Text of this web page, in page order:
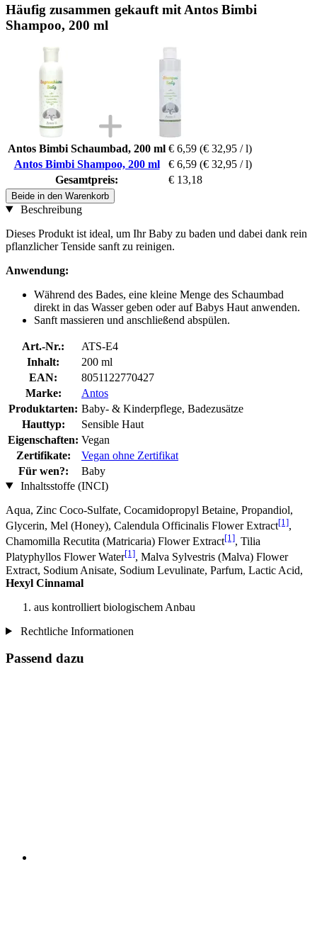
Häufig zusammen gekauft mit Antos Bimbi
Shampoo, 200 ml
Antos Bimbi Schaumbad, 200 ml € 6,59 (€ 32,95 / l)
Antos Bimbi Shampoo, 200 ml
€ 6,59 (€ 32,95 / l)
Gesamtpreis:
€ 13,18
Beide in den Warenkorb
Beschreibung
Dieses Produkt ist ideal, um Ihr Baby zu baden und dabei dank rein
pflanzlicher Tenside sanft zu reinigen.
Anwendung:
Während des Bades, eine kleine Menge des Schaumbad
direkt in das Wasser geben oder auf Babys Haut anwenden.
Sanft massieren und anschließend abspülen.
Art.-Nr.:
ATS-E4
Inhalt:
200 ml
EAN:
8051122770427
Marke:
Antos
Produktarten: Baby- & Kinderpflege, Badezusätze
Hauttyp:
Sensible Haut
Eigenschaften: Vegan
Zertifikate:
Vegan ohne Zertifikat
Für wen?:
Baby
Inhaltsstoffe (INCI)
Aqua, Zinc Coco-Sulfate, Cocamidopropyl Betaine, Propandiol,
Glycerin, Mel (Honey), Calendula Officinalis Flower Extract[1],
Chamomilla Recutita (Matricaria) Flower Extract[1], Tilia
Platyphyllos Flower Water[1], Malva Sylvestris (Malva) Flower
Extract, Sodium Anisate, Sodium Levulinate, Parfum, Lactic Acid,
Hexyl Cinnamal
aus kontrolliert biologischem Anbau
Rechtliche Informationen
Passend dazu